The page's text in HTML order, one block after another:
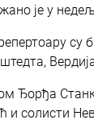
је у
су
Ђорђа
и солисти